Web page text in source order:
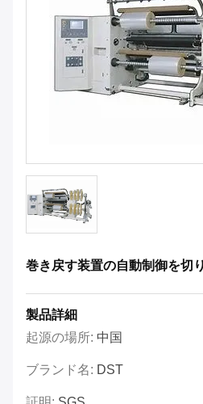
巻き戻す装置の自動制御を切
製品詳細
起源の場所: 中国
ブランド名: DST